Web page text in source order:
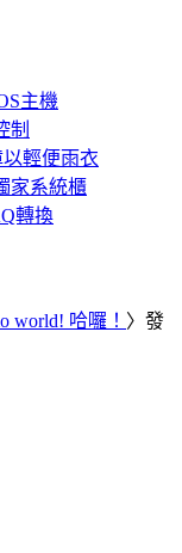
主機
制
輕便雨衣
家系統櫃
轉換
world! 哈囉！ 〉發